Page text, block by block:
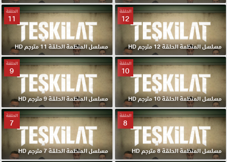
الحلقة
12
مسلسل المنظمة الحلقة 12 مترجم HD
الحلقة
11
مسلسل المنظمة الحلقة 11 مترجم HD
الحلقة
10
مسلسل المنظمة الحلقة 10 مترجم HD
الحلقة
9
مسلسل المنظمة الحلقة 9 مترجم HD
الحلقة
8
مسلسل المنظمة الحلقة 8 مترجم HD
الحلقة
7
مسلسل المنظمة الحلقة 7 مترجم HD